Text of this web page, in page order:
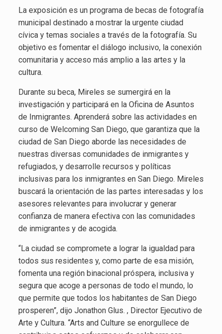
La exposición es un programa de becas de fotografía
municipal destinado a mostrar la urgente ciudad
cívica y temas sociales a través de la fotografía. Su
objetivo es fomentar el diálogo inclusivo, la conexión
comunitaria y acceso más amplio a las artes y la
cultura.
Durante su beca, Mireles se sumergirá en la
investigación y participará en la Oficina de Asuntos
de Inmigrantes. Aprenderá sobre las actividades en
curso de Welcoming San Diego, que garantiza que la
ciudad de San Diego aborde las necesidades de
nuestras diversas comunidades de inmigrantes y
refugiados, y desarrolle recursos y políticas
inclusivas para los inmigrantes en San Diego. Mireles
buscará la orientación de las partes interesadas y los
asesores relevantes para involucrar y generar
confianza de manera efectiva con las comunidades
de inmigrantes y de acogida.
“La ciudad se compromete a lograr la igualdad para
todos sus residentes y, como parte de esa misión,
fomenta una región binacional próspera, inclusiva y
segura que acoge a personas de todo el mundo, lo
que permite que todos los habitantes de San Diego
prosperen”, dijo Jonathon Glus. , Director Ejecutivo de
Arte y Cultura. “Arts and Culture se enorgullece de